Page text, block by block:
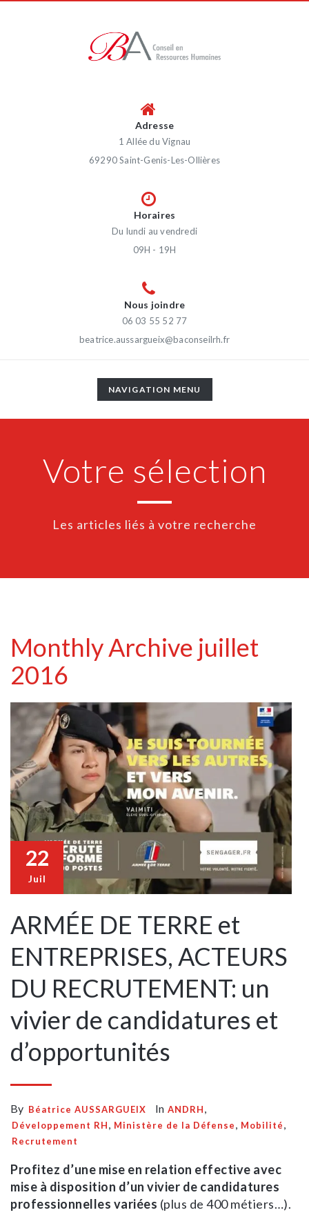
Adresse
1 Allée du Vignau
69290 Saint-Genis-Les-Ollières
Horaires
Du lundi au vendredi
09H - 19H
Nous joindre
06 03 55 52 77
beatrice.aussargueix@baconseilrh.fr
TOGGLE
NAVIGATION
NAVIGATION MENU
Votre sélection
Les articles liés à votre recherche
Monthly Archive juillet
2016
22
Juil
ARMÉE DE TERRE et
ENTREPRISES, ACTEURS
DU RECRUTEMENT: un
vivier de candidatures et
d’opportunités
By Béatrice AUSSARGUEIX In ANDRH
Développement RH Ministère de la Défense Mobilité
Recrutement
Profitez d’une mise en relation effective avec
mise à disposition d’un vivier de candidatures
professionnelles variées (plus de 400 métiers…).